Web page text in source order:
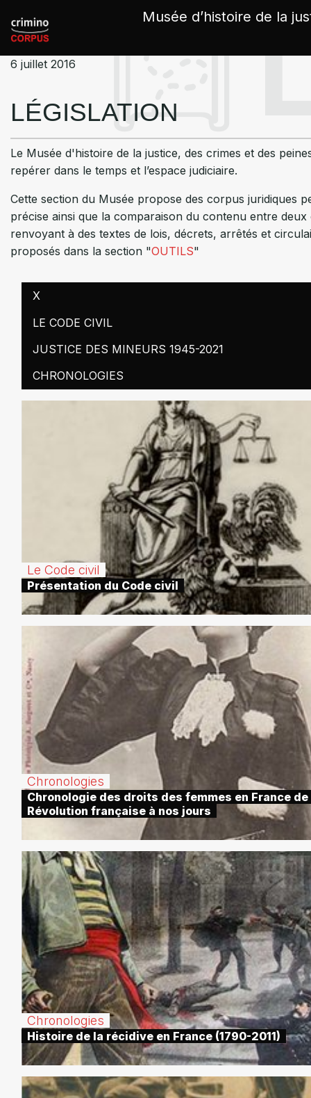
Musée d’histoire de la
6 juillet 2016
LÉGISLATION
Le Musée d'histoire de la justice, des crimes et des
repérer dans le temps et l’espace judiciaire.
Cette section du Musée propose des corpus juridiques
précise ainsi que la comparaison du contenu entre
renvoyant à des textes de lois, décrets, arrêtés et
proposés dans la section "OUTILS"
X
LE CODE CIVIL
JUSTICE DES MINEURS 1945-2021
CHRONOLOGIES
Le Code civil
Présentation du Code civil
Chronologies
Chronologie des droits des femmes en France de
Révolution française à nos jours
Chronologies
Histoire de la récidive en France (1790-2011)
Panneau de gestion des cookies